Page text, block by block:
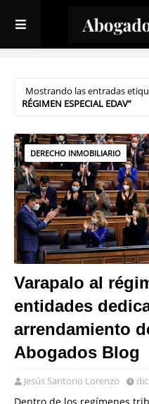
Mostrando las entradas
RÉGIMEN ESPECIAL EDAV
DERECHO INMOBILIARIO
Varapalo al
entidades
arrendamiento
Abogados Blog
Jesús Santorio Lorenzo